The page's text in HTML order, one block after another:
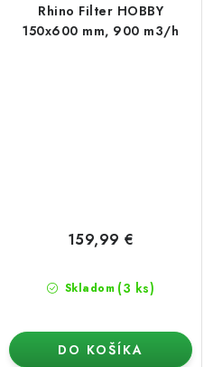
Rhino Filter HOBBY
150x600 mm, 900 m3/h
Skladom (3 ks)
159,99 €
DO KOŠÍKA